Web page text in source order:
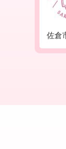
佐倉